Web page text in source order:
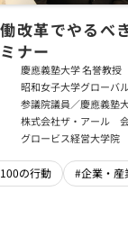
改革でやるべ
ナー
慶應義塾大学 名誉教授
昭和女子大学グローバ
参議院議員／慶應義塾
学院）教授／医学部外
株式会社ザ・アール
グロービス経営大学院
の行動 #企業・産